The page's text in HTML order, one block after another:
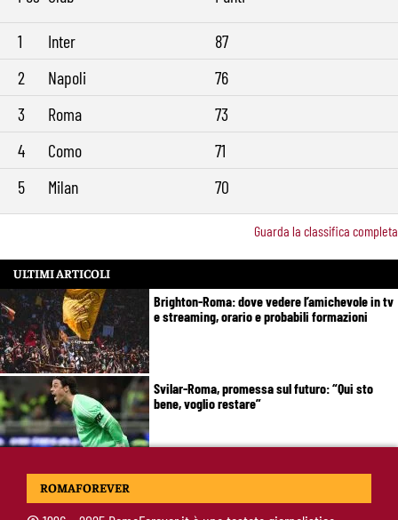
1 Inter
87
2
Napoli
76
3
Roma
73
4
Como
71
5
Milan 70
Guarda la classifica completa
ULTIMI ARTICOLI
Brighton-Roma: dove vedere l’amichevole in tv
e streaming, orario e probabili formazioni
Svilar-Roma, promessa sul futuro: “Qui sto
bene, voglio restare”
Castro-Roma, messaggio Scudetto: “Non sono
ROMAFOREVER